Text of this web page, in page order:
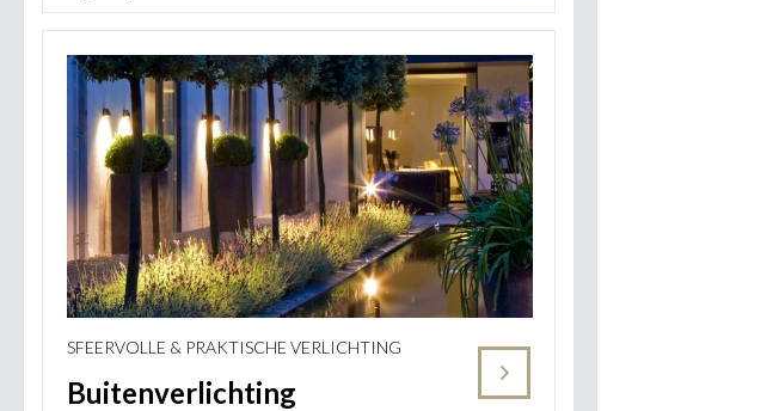
SFEERVOLLE & PRAKTISCHE VERLICHTING
Buitenverlichting